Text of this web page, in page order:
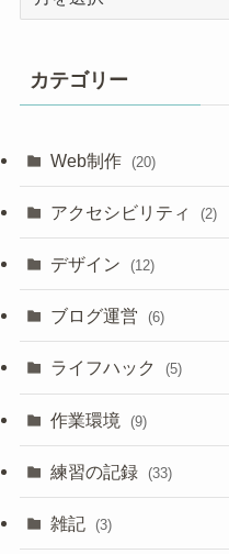
ブ
カテゴリー
Web制作 (20)
アクセシビリティ (2)
デザイン (12)
ブログ運営 (6)
ライフハック (5)
作業環境 (9)
練習の記録 (33)
雑記 (3)